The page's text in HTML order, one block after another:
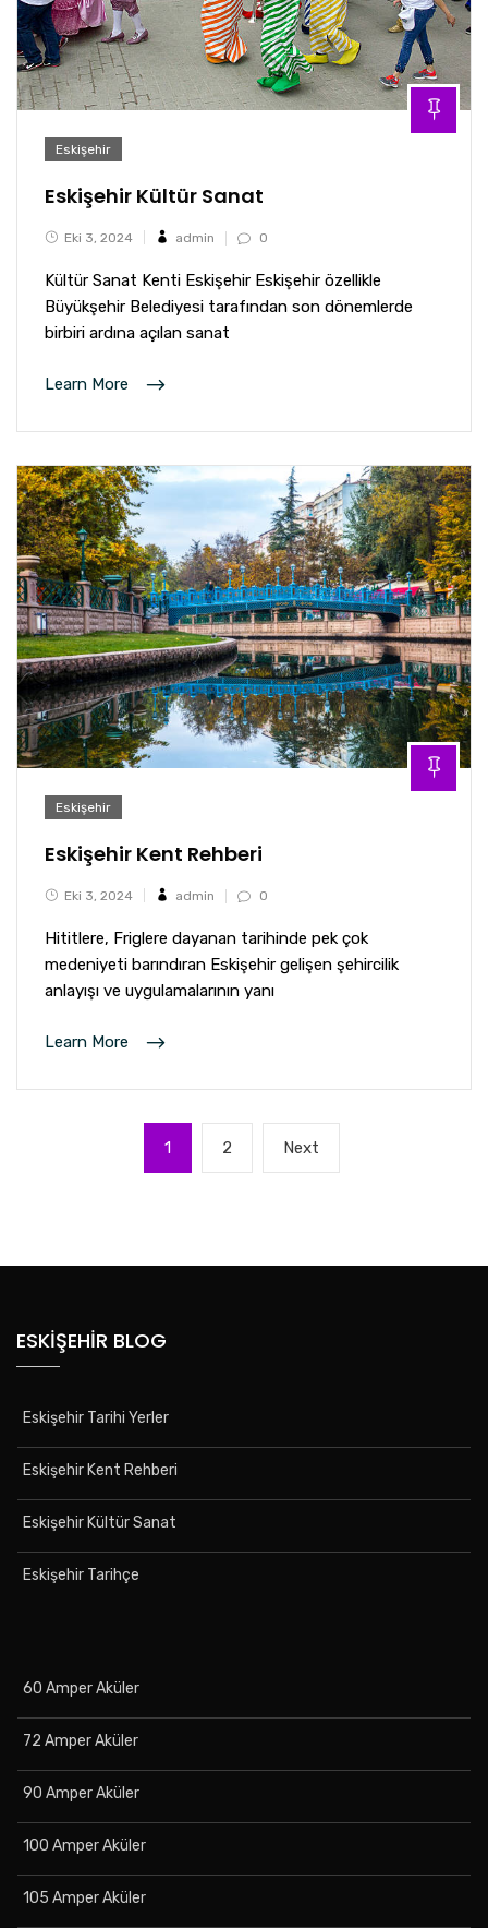
Eskişehir
Eskişehir Kültür Sanat
Eki 3, 2024 admin 0
Kültür Sanat Kenti Eskişehir Eskişehir özellikle
Büyükşehir Belediyesi tarafından son dönemlerde
birbiri ardına açılan sanat
Learn More
Eskişehir
Eskişehir Kent Rehberi
Eki 3, 2024 admin 0
Hititlere, Friglere dayanan tarihinde pek çok
medeniyeti barındıran Eskişehir gelişen şehircilik
anlayışı ve uygulamalarının yanı
Learn More
Page
1 Page
2 NextNext
page
ESKIŞEHIR BLOG
Eskişehir Tarihi Yerler
Eskişehir Kent Rehberi
Eskişehir Kültür Sanat
Eskişehir Tarihçe
60 Amper Aküler
72 Amper Aküler
90 Amper Aküler
100 Amper Aküler
105 Amper Aküler